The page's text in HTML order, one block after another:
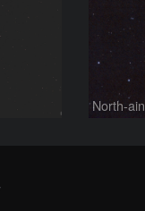
North-ain